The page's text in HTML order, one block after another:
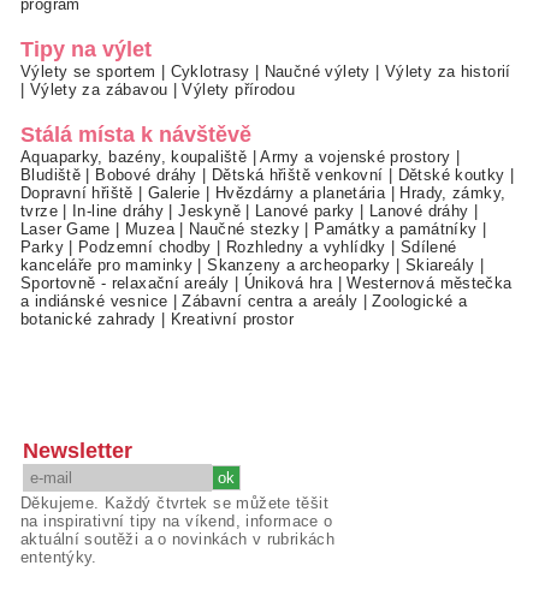
program
Tipy na výlet
Výlety se sportem Cyklotrasy Naučné výlety
Výlety za historií
Výlety za zábavou |Výlety přírodou
Stálá místa k návštěvě
Aquaparky, bazény, koupaliště |Army a vojenské prostory
Bludiště
Bobové dráhy Dětská hřiště venkovní Dětské koutky
Dopravní hřiště
Galerie Hvězdárny a planetária|
Hrady, zámky,
tvrze| In-line dráhy |Jeskyně| Lanové parky Lanové dráhy
Laser Game
Muzea| Naučné stezky Památky a památníky
Parky| Podzemní chodby Rozhledny a vyhlídky
Sdílené
kanceláře pro maminky |Skanzeny a archeoparky Skiareály
Sportovně - relaxační areály
Úniková hra|Westernová městečka
a indiánské vesnice |Zábavní centra a areály |Zoologické a
botanické zahrady
Kreativní prostor
Newsletter
Děkujeme. Každý čtvrtek se můžete těšit
na inspirativní tipy na víkend, informace o
aktuální soutěži a o novinkách v rubrikách
ententýky.